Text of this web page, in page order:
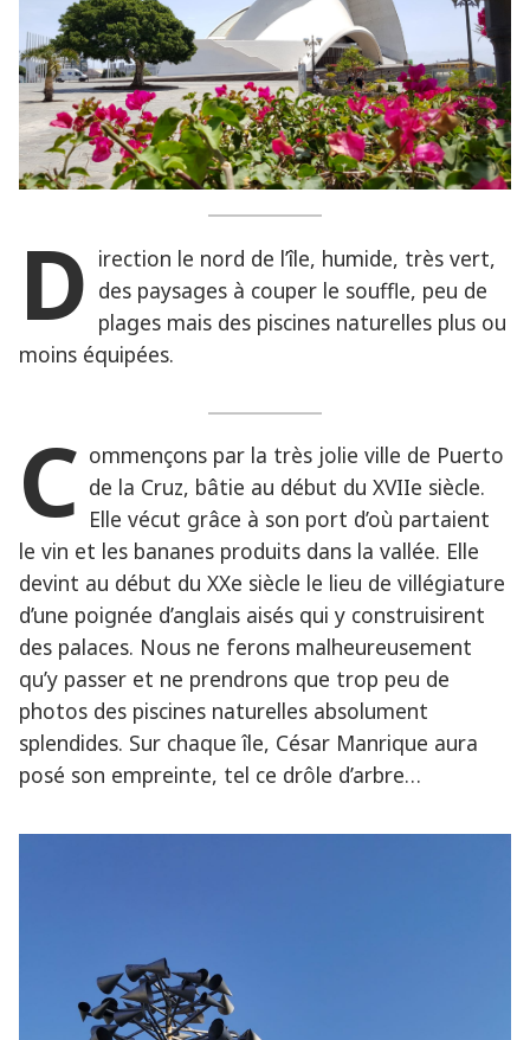
D irection le nord de l’île, humide, très vert,
des paysages à couper le souffle, peu de
plages mais des piscines naturelles plus ou
moins équipées.
C ommençons par la très jolie ville de Puerto
de la Cruz, bâtie au début du XVIIe siècle.
Elle vécut grâce à son port d’où partaient
le vin et les bananes produits dans la vallée. Elle
devint au début du XXe siècle le lieu de villégiature
d’une poignée d’anglais aisés qui y construisirent
des palaces. Nous ne ferons malheureusement
qu’y passer et ne prendrons que trop peu de
photos des piscines naturelles absolument
splendides. Sur chaque île, César Manrique aura
posé son empreinte, tel ce drôle d’arbre…